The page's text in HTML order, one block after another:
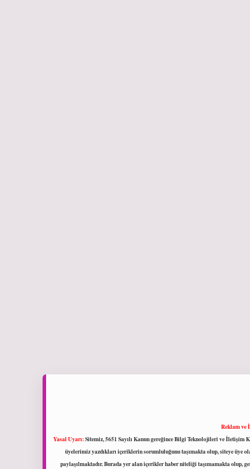
Reklam ve
Yasal Uyarı:Sitemiz, 5651 Sayılı Kanun gereğince Bilgi Teknolojileri ve İletişim
üyelerimiz yazdıkları içeriklerin sorumluluğunu taşımakta olup, siteye üye
paylaşılmaktadır. Burada yer alan içerikler haber niteliği taşımamakta olup,